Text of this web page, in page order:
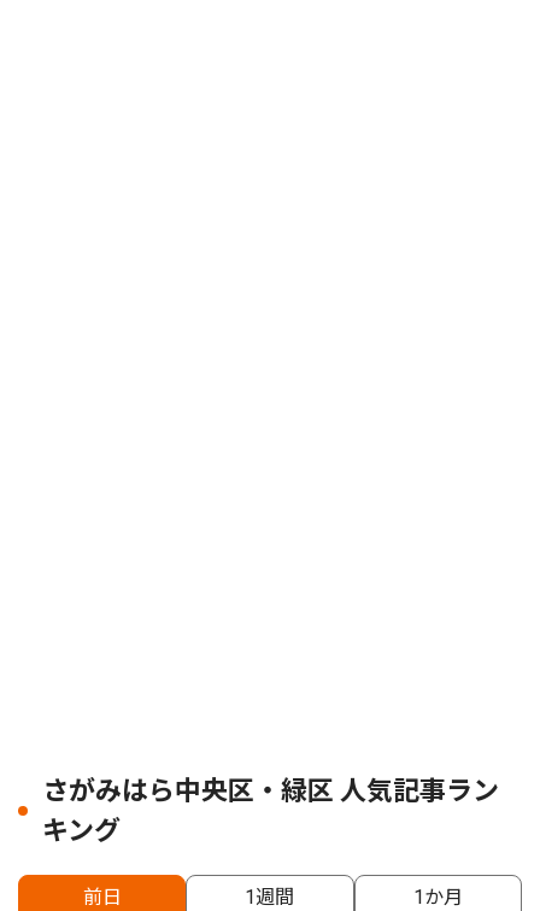
さがみはら中央区・緑区 人気記事ラン
キング
前日 1週間 1か月